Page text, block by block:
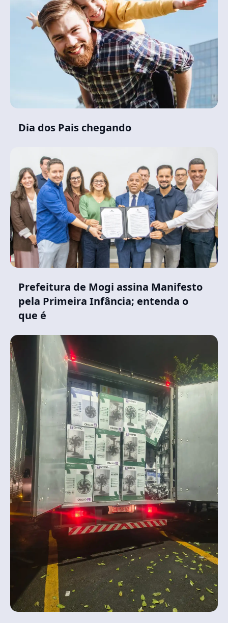
Dia dos Pais chegando
Prefeitura de Mogi assina Manifesto
pela Primeira Infância; entenda o
que é